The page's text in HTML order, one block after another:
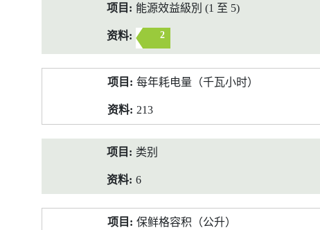
能源效益級別 (1 至 5)
2
每年耗电量（千瓦小时）
213
类别
6
保鲜格容积（公升）